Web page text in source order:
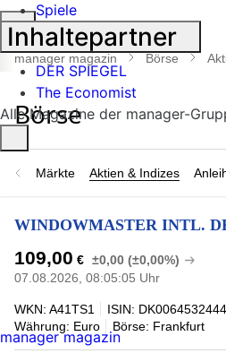
Suche
öffnen
manager magazin Börse
Märkte Aktien & Indizes
WINDOWMASTER INTL.
109,00 € ±0,00 (±0,00%)
07.08.2026, 08:05:05 Uhr
WKN: A41TS1 ISIN: DK0064532444
Währung: Euro
Börse: Frankfurt
Spiele
Inhaltepartner
DER SPIEGEL
The Economist
Alle Magazine der manager-
manager magazin